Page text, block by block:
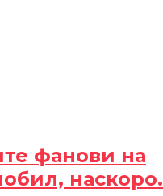
фанови на